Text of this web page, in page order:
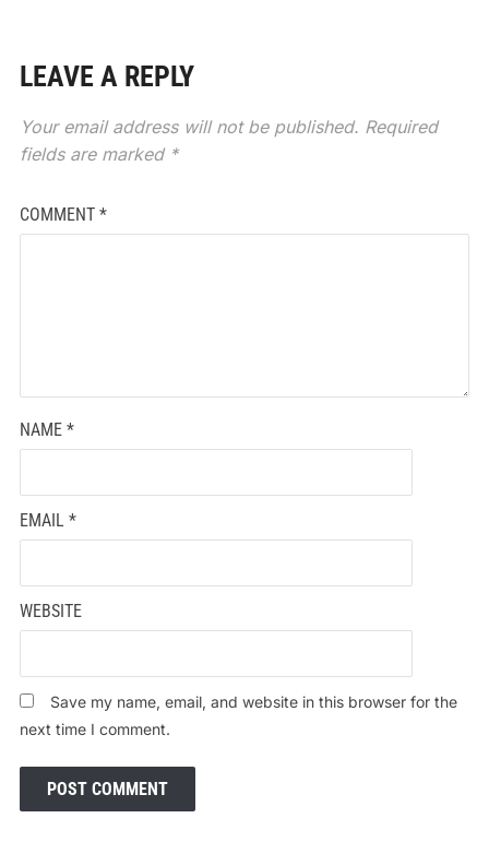
LEAVE A REPLY
Your email address will not be published. Required
fields are marked *
COMMENT *
NAME *
EMAIL *
WEBSITE
Save my name, email, and website in this browser for the
next time I comment.